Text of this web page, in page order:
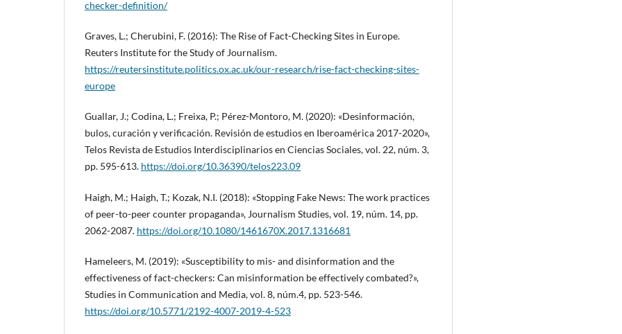
checker-definition/
Graves, L.; Cherubini, F. (2016): The Rise of Fact-Checking Sites in Europe.
Reuters Institute for the Study of Journalism.
https://reutersinstitute.politics.ox.ac.uk/our-research/rise-fact-checking-sites-
europe
Guallar, J.; Codina, L.; Freixa, P.; Pérez-Montoro, M. (2020): «Desinformación,
bulos, curación y verificación. Revisión de estudios en Iberoamérica 2017-2020»,
Telos Revista de Estudios Interdisciplinarios en Ciencias Sociales, vol. 22, núm. 3,
pp. 595-613. https://doi.org/10.36390/telos223.09
Haigh, M.; Haigh, T.; Kozak, N.I. (2018): «Stopping Fake News: The work practices
of peer-to-peer counter propaganda», Journalism Studies, vol. 19, núm. 14, pp.
2062-2087. https://doi.org/10.1080/1461670X.2017.1316681
Hameleers, M. (2019): «Susceptibility to mis- and disinformation and the
effectiveness of fact-checkers: Can misinformation be effectively combated?»,
Studies in Communication and Media, vol. 8, núm.4, pp. 523-546.
https://doi.org/10.5771/2192-4007-2019-4-523